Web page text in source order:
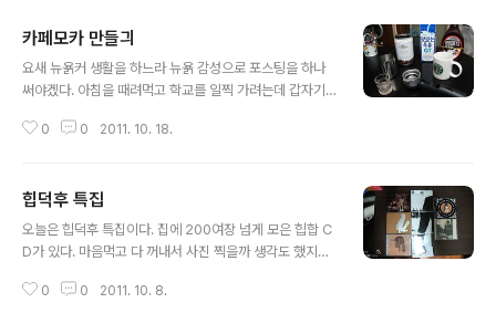
카페모카 만들긔
요새 뉴욝커 생활을 하느라 뉴욝 감성으로 포스팅을 하나
써야겠다. 아침을 때려먹고 학교를 일찍 가려는데 갑자기
('아메리카노요.', '얼마죠?')라는 한 남성잡지의 지침을 따
명하기로 한다. 오늘의 준비물 : 드롱기 E155(맞나?) 에스
프레소 머신, 스타벅스 에스프레소 블렌드, 맛있는 우유 G
T, 허쉬 초콜렛시럽, 스탠 머그, 소주잔(?) 등등.. 드롱기 에
구입할 수 있다. 커피 원두는 평소 알고 있는 점장님을 통해
0 0 2011. 10. 18.
힙덕후 특집
오늘은 힙덕후 특집이다. 집에 200여장 넘게 모은 힙합 C
D가 있다. 마음먹고 다 꺼내서 사진 찍을까 생각도 했지만
힙덕 논란은 없길 바란다. DOK2 THUNDERGROUND
0 0 2011. 10. 8.